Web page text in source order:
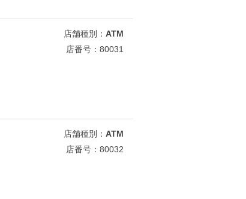
店舗種別： ATM
店番号：80031
店舗種別： ATM
店番号：80032